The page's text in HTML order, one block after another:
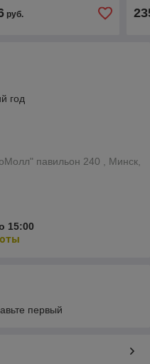
руб.
год
павильон 240 , Минск,
15:00
первый